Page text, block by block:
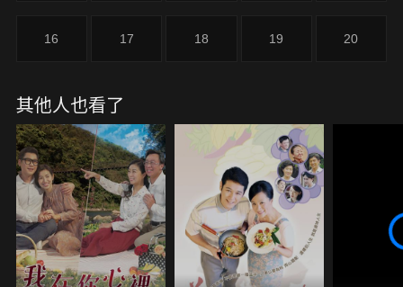
16 17 18 19 20
其他人也看了